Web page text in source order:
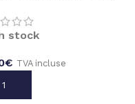
stock
€ TVA incluse
AU PANIER